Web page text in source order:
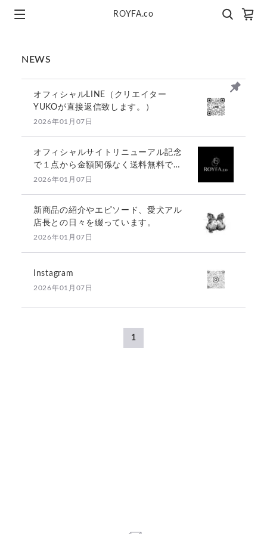
ROYFA.co
NEWS
オフィシャルLINE（クリエイター
YUKOが直接返信致します。）
2026年01月07日
オフィシャルサイトリニューアル記念
で１点から金額関係なく送料無料で
す。
2026年01月07日
新商品の紹介やエピソード、愛犬アル
店長との日々を綴っています。
2026年01月07日
Instagram
2026年01月07日
1